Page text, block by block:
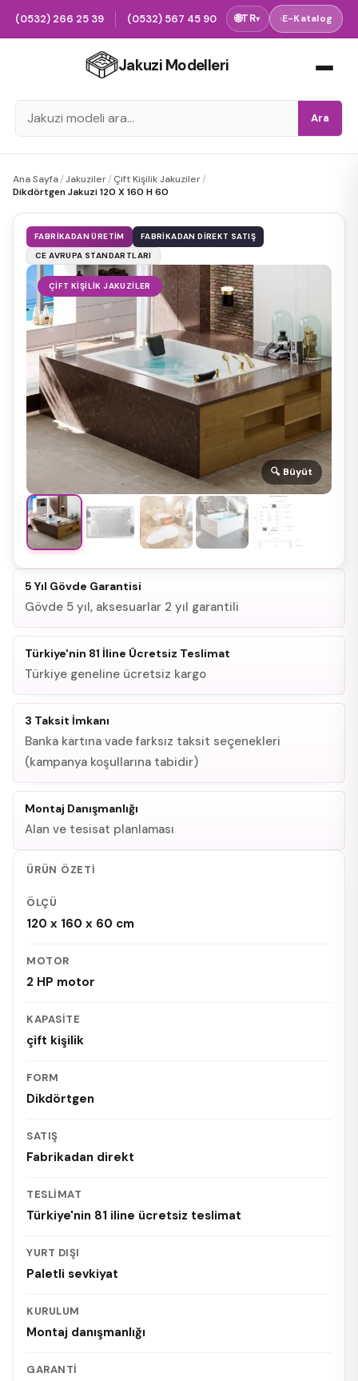
(0532) 266 25 39 (0532) 567 45 90 🌐TR▾ ›E-Katalog
Jakuzi Modelleri
Ara
Ana Sayfa/Jakuziler/Çift Kişilik Jakuziler/
Dikdörtgen Jakuzi 120 X 160 H 60
FABRIKADAN ÜRETIM
FABRIKADAN DIREKT SATIŞ
CE AVRUPA STANDARTLARI
ÇIFT KIŞILIK JAKUZILER
🔍 Büyüt
5 Yıl Gövde Garantisi
Gövde 5 yıl, aksesuarlar 2 yıl garantili
Türkiye'nin 81 İline Ücretsiz Teslimat
Türkiye geneline ücretsiz kargo
3 Taksit İmkanı
Banka kartına vade farksız taksit seçenekleri
(kampanya koşullarına tabidir)
Montaj Danışmanlığı
Alan ve tesisat planlaması
ÜRÜN ÖZETI
ÖLÇÜ
120 x 160 x 60 cm
MOTOR
2 HP motor
KAPASITE
çift kişilik
FORM
Dikdörtgen
SATIŞ
Fabrikadan direkt
TESLIMAT
Türkiye'nin 81 iline ücretsiz teslimat
YURT DIŞI
Paletli sevkiyat
KURULUM
Montaj danışmanlığı
GARANTI